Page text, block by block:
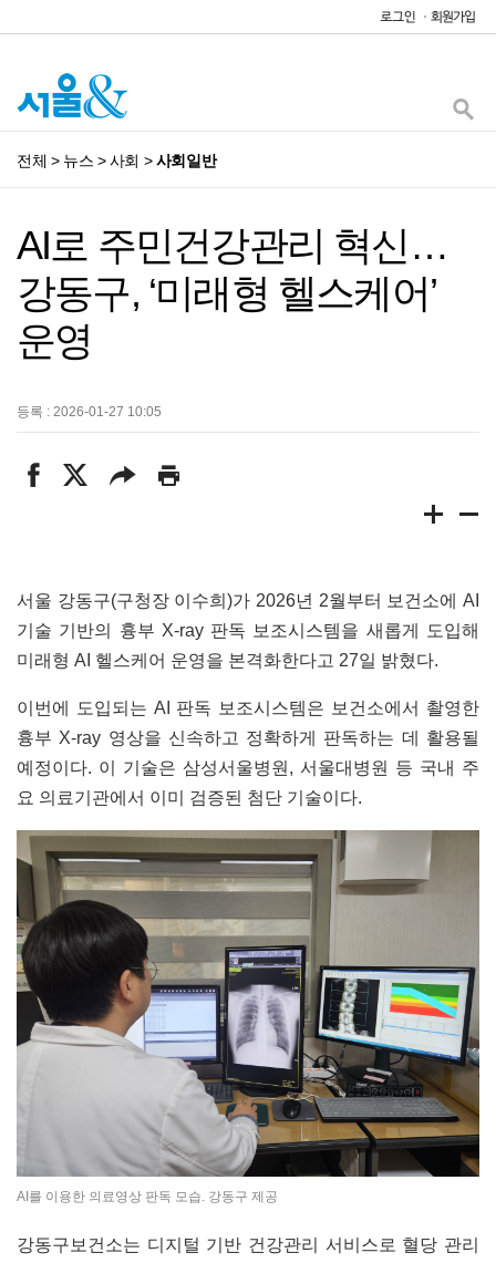
전체 > 뉴스 >사회 >사회일반
AI로 주민건강관리 혁신…
강동구, ‘미래형 헬스케어’
운영
등록 : 2026-01-27 10:05
서울 강동구(구청장 이수희)가 2026년 2월부터 보건소에 AI
기술 기반의 흉부 X-ray 판독 보조시스템을 새롭게 도입해
미래형 AI 헬스케어 운영을 본격화한다고 27일 밝혔다.
이번에 도입되는 AI 판독 보조시스템은 보건소에서 촬영한
흉부 X-ray 영상을 신속하고 정확하게 판독하는 데 활용될
예정이다. 이 기술은 삼성서울병원, 서울대병원 등 국내 주
요 의료기관에서 이미 검증된 첨단 기술이다.
AI를 이용한 의료영상 판독 모습. 강동구 제공
강동구보건소는 디지털 기반 건강관리 서비스로 혈당 관리